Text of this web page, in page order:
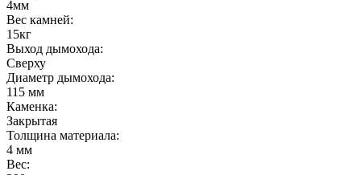
4мм
Вес камней:
15кг
Выход дымохода:
Сверху
Диаметр дымохода:
115 мм
Каменка:
Закрытая
Толщина материала:
4 мм
Вес: